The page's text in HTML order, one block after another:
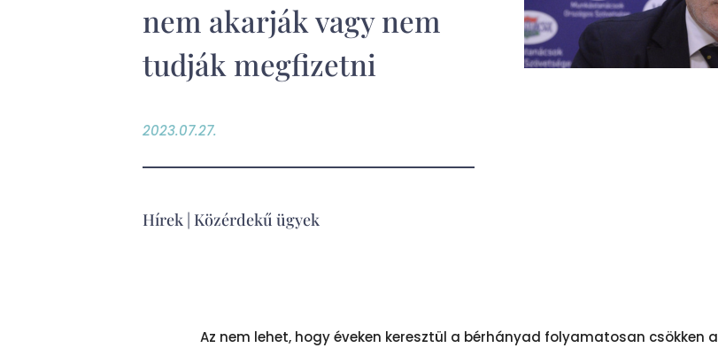
nem akarják vagy nem
tudják megfizetni
2023.07.27.
Hírek Közérdekű ügyek
Az nem lehet, hogy éveken keresztül a bérhányad folyamatosan csökken a